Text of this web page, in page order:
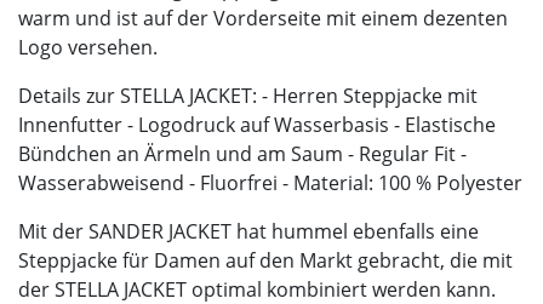
warm und ist auf der Vorderseite mit einem dezenten
Logo versehen.
Details zur STELLA JACKET: - Herren Steppjacke mit
Innenfutter - Logodruck auf Wasserbasis - Elastische
Bündchen an Ärmeln und am Saum - Regular Fit -
Wasserabweisend - Fluorfrei - Material: 100 % Polyester
Mit der SANDER JACKET hat hummel ebenfalls eine
Steppjacke für Damen auf den Markt gebracht, die mit
der STELLA JACKET optimal kombiniert werden kann.